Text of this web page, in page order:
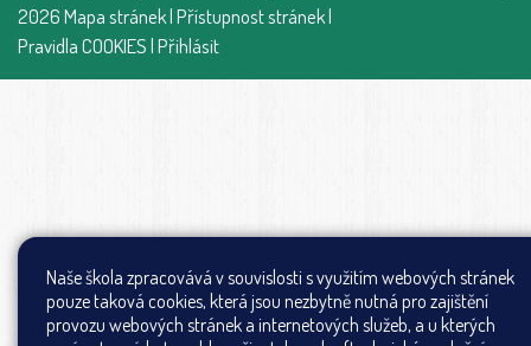
2026Mapa stránek|Přístupnost stránek|
Pravidla COOKIES|Přihlásit
Naše škola zpracovává v souvislosti s využitím webových stránek
pouze taková cookies, která jsou nezbytně nutná pro zajištění
provozu webových stránek a internetových služeb, a u kterých